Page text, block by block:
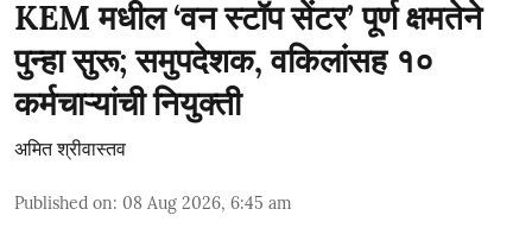
KEM मधील ‘वन स्टॉप सेंटर’ पूर्ण क्षमतेने
पुन्हा सुरू; समुपदेशक, वकिलांसह १०
कर्मचाऱ्यांची नियुक्ती
अमित श्रीवास्तव
Published on: 08 Aug 2026, 6:45 am